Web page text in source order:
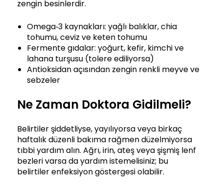
zengin besinlerdir.
Omega‑3 kaynakları: yağlı balıklar, chia
tohumu, ceviz ve keten tohumu
Fermente gıdalar: yoğurt, kefir, kimchi ve
lahana turşusu (tolere ediliyorsa)
Antioksidan açısından zengin renkli meyve ve
sebzeler
Ne Zaman Doktora Gidilmeli?
Belirtiler şiddetliyse, yayılıyorsa veya birkaç
haftalık düzenli bakıma rağmen düzelmiyorsa
tıbbi yardım alın. Ağrı, irin, ateş veya şişmiş lenf
bezleri varsa da yardım istemelisiniz; bu
belirtiler enfeksiyon göstergesi olabilir.